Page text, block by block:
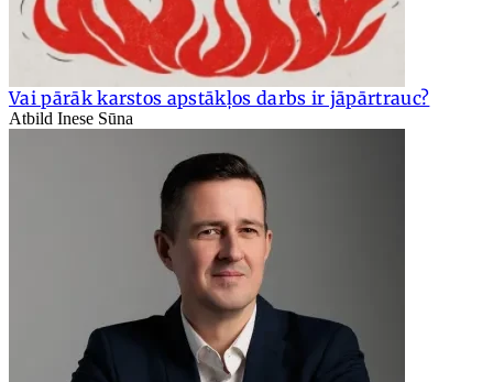
Vai pārāk karstos apstākļos darbs ir jāpārtrauc?
Atbild Inese Sūna